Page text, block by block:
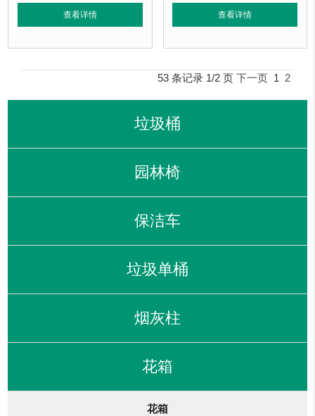
正在使用该花箱的部分客户：
朝阳某小区、苏州某别墅区、海淀某小区....
查看详情
正在使用该花箱的部分客户：
朝阳某小区、苏州某别墅区、海淀某
查看详情
53 条记录 1/2 页 下一页 1 2
垃圾桶
园林椅
保洁车
垃圾单桶
烟灰柱
花箱
花箱